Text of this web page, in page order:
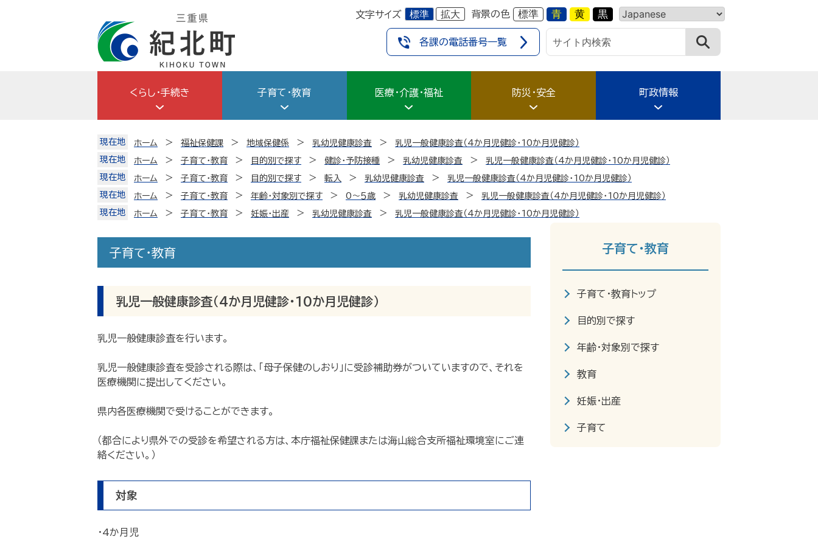
文字サイズ 標準 拡大 背景の色 標準 青 黄 黒
各課の電話番号一覧
くらし・手続き 子育て・教育 医療・介護・福祉 防災・安全 町政情報
現在地 ホーム 福祉保健課 地域保健係 乳幼児健康診査
乳児一般健康診査（4か月児健診・10か月児健診）
現在地
ホーム 子育て・教育 目的別で探す 健診・予防接種 乳幼児健康診査
乳児一般健康診査（4か月児健診・10か月児健診）
現在地
ホーム 子育て・教育 目的別で探す 転入 乳幼児健康診査
乳児一般健康診査（4か月児健診・10か月児健診）
現在地
ホーム 子育て・教育 年齢・対象別で探す 0～５歳 乳幼児健康診査
乳児一般健康診査（4か月児健診・10か月児健診）
現在地
ホーム 子育て・教育 妊娠・出産 乳幼児健康診査 乳児一般健康診査（4か月児健診・10か月児健診）
子育て・教育
乳児一般健康診査（4か月児健診・10か月児健診）
乳児一般健康診査を行います。
乳児一般健康診査を受診される際は、「母子保健のしおり」に受診補助券がついていますので、それを
医療機関に提出してください。
県内各医療機関で受けることができます。
（都合により県外での受診を希望される方は、本庁福祉保健課または海山総合支所福祉環境室にご連
絡ください。）
対象
・4か月児
子育て・教育
子育て・教育トップ
目的別で探す
年齢・対象別で探す
教育
妊娠・出産
子育て